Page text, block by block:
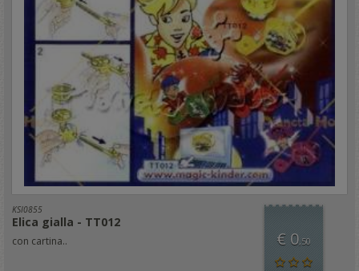
KSI0855
Elica gialla - TT012
con cartina.. € 0,50